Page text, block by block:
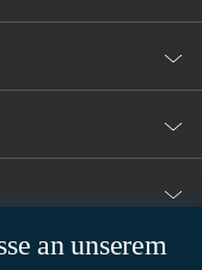
an unserem